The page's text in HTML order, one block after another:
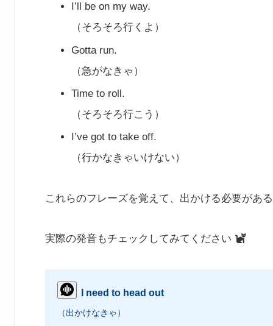
I’ll be on my way.
（そろそろ行くよ）
Gotta run.
（急がなきゃ）
Time to roll.
（そろそろ行こう）
I’ve got to take off.
（行かなきゃいけない）
これらのフレーズを覚えて、出かける必要があ
実際の発音もチェックしてみてください
I need to head out
（出かけなきゃ）